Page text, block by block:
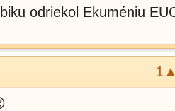
odriekol Ekuméniu
1▲